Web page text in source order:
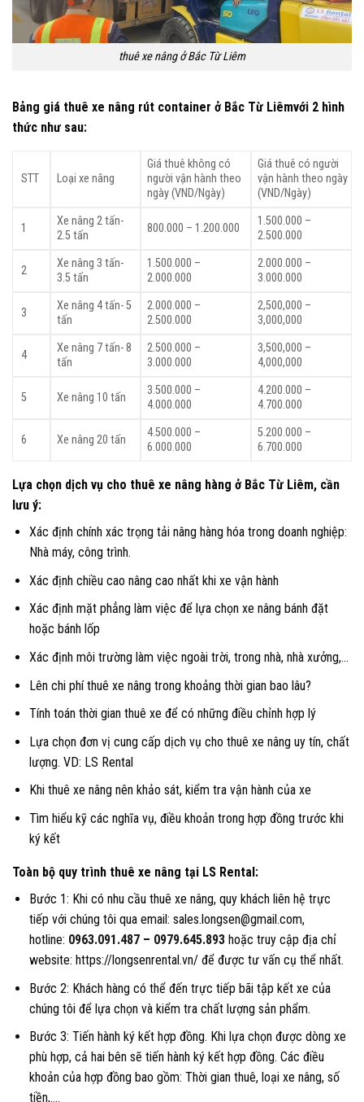
thuê xe nâng ở Bắc Từ Liêm
Bảng giá thuê xe nâng rút container ở Bắc Từ Liêmvới 2 hình
thức như sau:
STT Loại xe nâng
Giá thuê không có
người vận hành theo
ngày (VND/Ngày)
Giá thuê có người
vận hành theo ngày
(VND/Ngày)
1
Xe nâng 2 tấn-
2.5 tấn
800.000 – 1.200.000
1.500.000 –
2.500.000
2
Xe nâng 3 tấn-
3.5 tấn
1.500.000 –
2.000.000
2.000.000 –
3.000.000
3
Xe nâng 4 tấn- 5
tấn
2.000.000 –
2.500.000
2,500,000 –
3,000,000
4
Xe nâng 7 tấn- 8
tấn
2.500.000 –
3.000.000
3,500,000 –
4,000,000
5 Xe nâng 10 tấn
3.500.000 –
4.000.000
4.200.000 –
4.700.000
6 Xe nâng 20 tấn
4.500.000 –
6.000.000
5.200.000 –
6.700.000
Lựa chọn dịch vụ cho thuê xe nâng hàng ở Bắc Từ Liêm, cần
lưu ý:
Xác định chính xác trọng tải nâng hàng hóa trong doanh nghiệp:
Nhà máy, công trình.
Xác định chiều cao nâng cao nhất khi xe vận hành
Xác định mặt phẳng làm việc để lựa chọn xe nâng bánh đặt
hoặc bánh lốp
Xác định môi trường làm việc ngoài trời, trong nhà, nhà xưởng,…
Lên chi phí thuê xe nâng trong khoảng thời gian bao lâu?
Tính toán thời gian thuê xe để có những điều chỉnh hợp lý
Lựa chọn đơn vị cung cấp dịch vụ cho thuê xe nâng uy tín, chất
lượng. VD: LS Rental
Khi thuê xe nâng nên khảo sát, kiểm tra vận hành của xe
Tìm hiểu kỹ các nghĩa vụ, điều khoản trong hợp đồng trước khi
ký kết
Toàn bộ quy trình thuê xe nâng tại LS Rental:
Bước 1: Khi có nhu cầu thuê xe nâng, quy khách liên hệ trực
tiếp với chúng tôi qua email: sales.longsen@gmail.com,
hotline: 0963.091.487– 0979.645.893 hoặc truy cập địa chỉ
website: https://longsenrental.vn/ để được tư vấn cụ thể nhất.
Bước 2: Khách hàng có thể đến trực tiếp bãi tập kết xe của
chúng tôi để lựa chọn và kiểm tra chất lượng sản phẩm.
Bước 3: Tiến hành ký kết hợp đồng. Khi lựa chọn được dòng xe
phù hợp, cả hai bên sẽ tiến hành ký kết hợp đồng. Các điều
khoản của hợp đồng bao gồm: Thời gian thuê, loại xe nâng, số
tiền,….